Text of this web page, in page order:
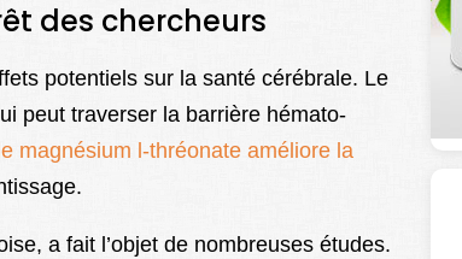
des chercheurs
potentiels sur la santé cérébrale. Le
peut traverser la barrière hémato-
le magnésium l-thréonate améliore la
a fait l’objet de nombreuses études.